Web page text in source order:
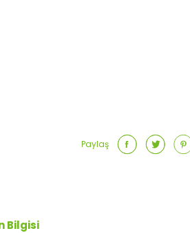
Paylaş
Bilgisi